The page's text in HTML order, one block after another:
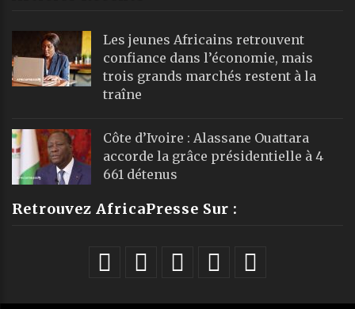
Les jeunes Africains retrouvent
confiance dans l’économie, mais
trois grands marchés restent à la
traîne
Côte d’Ivoire : Alassane Ouattara
accorde la grâce présidentielle à 4
661 détenus
Retrouvez AfricaPresse Sur :